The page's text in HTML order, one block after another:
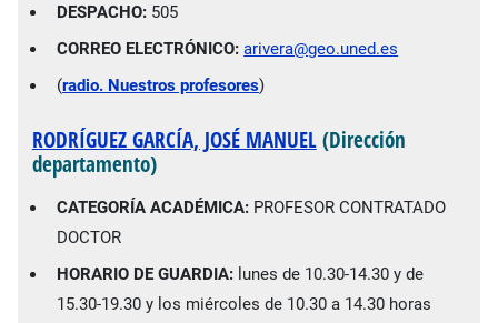
DESPACHO: 505
CORREO ELECTRÓNICO:arivera@geo.uned.es
(radio. Nuestros profesores)
RODRÍGUEZ GARCÍA, JOSÉ MANUEL(Dirección
departamento)
CATEGORÍA ACADÉMICA: PROFESOR CONTRATADO
DOCTOR
HORARIO DE GUARDIA: lunes de 10.30-14.30 y de
15.30-19.30 y los miércoles de 10.30 a 14.30 horas